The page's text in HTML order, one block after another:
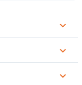
Vše